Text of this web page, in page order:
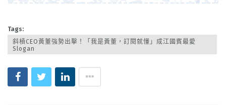
Tags:
斜槓CEO黃董強勢出擊！「我是黃董，訂閱就懂」成江國賓最愛
Slogan